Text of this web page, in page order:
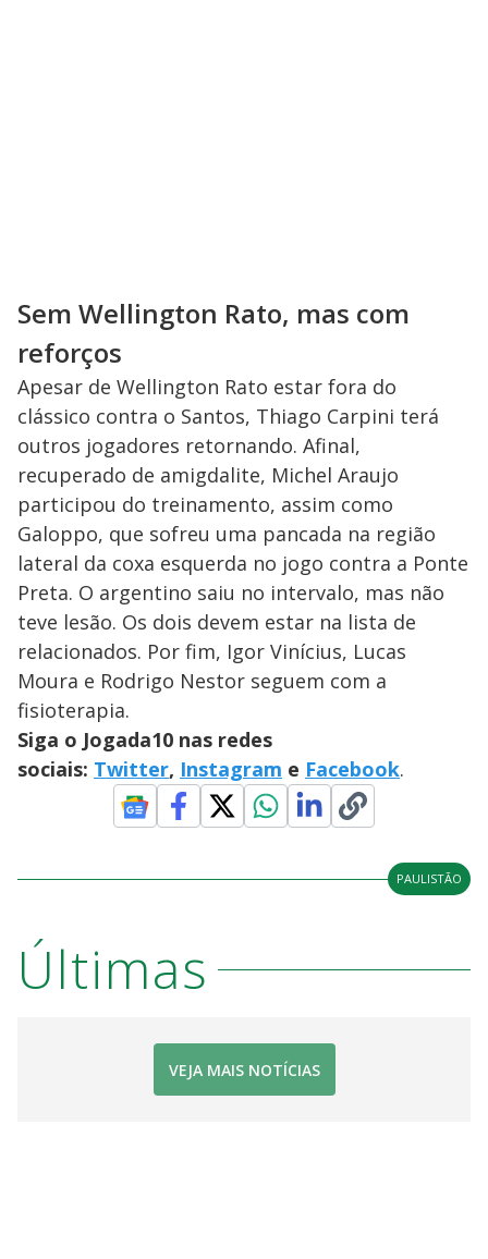
Sem Wellington Rato, mas com
reforços
Apesar de Wellington Rato estar fora do
clássico contra o Santos, Thiago Carpini terá
outros jogadores retornando. Afinal,
recuperado de amigdalite, Michel Araujo
participou do treinamento, assim como
Galoppo, que sofreu uma pancada na região
lateral da coxa esquerda no jogo contra a Ponte
Preta. O argentino saiu no intervalo, mas não
teve lesão. Os dois devem estar na lista de
relacionados. Por fim, Igor Vinícius, Lucas
Moura e Rodrigo Nestor seguem com a
fisioterapia.
Siga o Jogada10 nas redes
sociais: Twitter, Instagram e Facebook.
PAULISTÃO
Últimas
VEJA MAIS NOTÍCIAS